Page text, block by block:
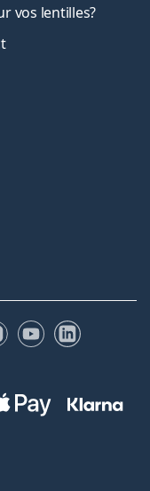
vos lentilles?
Instagram
YouTubeLinkedIn